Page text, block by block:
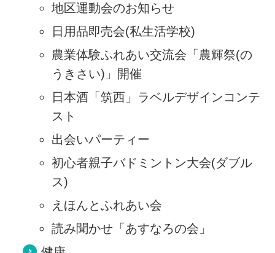
地区運動会のお知らせ
日用品即売会(私生活学校)
農業体験ふれあい交流会「農輝祭(の
うきさい)」開催
日本酒「筑西」ラベルデザインコンテ
スト
出会いパーティー
初心者親子バドミントン大会(ダブル
ス)
えほんとふれあい会
読み聞かせ「あすなろの会」